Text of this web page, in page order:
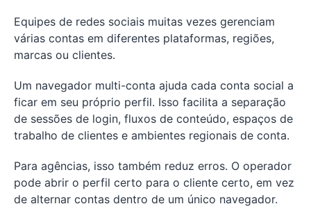
Equipes de redes sociais muitas vezes gerenciam
várias contas em diferentes plataformas, regiões,
marcas ou clientes.
Um navegador multi-conta ajuda cada conta social a
ficar em seu próprio perfil. Isso facilita a separação
de sessões de login, fluxos de conteúdo, espaços de
trabalho de clientes e ambientes regionais de conta.
Para agências, isso também reduz erros. O operador
pode abrir o perfil certo para o cliente certo, em vez
de alternar contas dentro de um único navegador.